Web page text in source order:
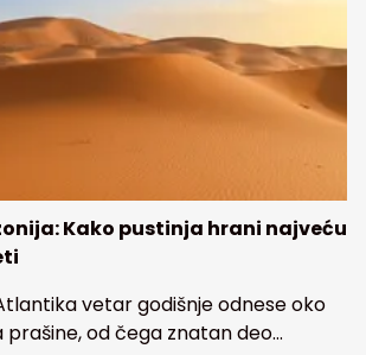
Kako pustinja hrani najveću
vetar godišnje odnese oko
prašine, od čega znatan deo